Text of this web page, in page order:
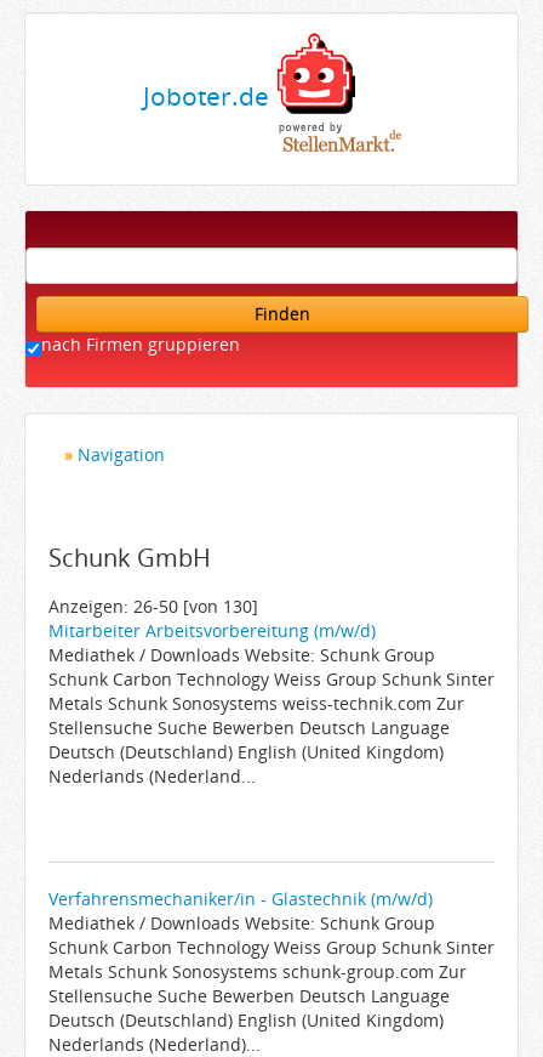
Joboter.de
Finden
nach Firmen gruppieren
Navigation
Arbeitgeber
Firmen von A-Z
Karrieremail
JobWiki
Berufe
Städte
Schunk GmbH
Anzeigen: 26-50 [von 130]
Mitarbeiter Arbeitsvorbereitung (m/w/d)
Mediathek / Downloads Website: Schunk Group
Schunk Carbon Technology Weiss Group Schunk Sinter
Metals Schunk Sonosystems weiss-technik.com Zur
Stellensuche Suche Bewerben Deutsch Language
Deutsch (Deutschland) English (United Kingdom)
Nederlands (Nederland...
Verfahrensmechaniker/in - Glastechnik (m/w/d)
Mediathek / Downloads Website: Schunk Group
Schunk Carbon Technology Weiss Group Schunk Sinter
Metals Schunk Sonosystems schunk-group.com Zur
Stellensuche Suche Bewerben Deutsch Language
Deutsch (Deutschland) English (United Kingdom)
Nederlands (Nederland)...